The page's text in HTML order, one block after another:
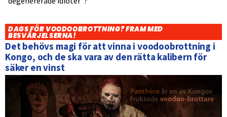
DAGS FÖR VOODOOBROTTNING? FRAM MED
BESVÄRJELSERNA!
Det behövs magi för att vinna i voodoobrottning i
Kongo, och de ska vara av den rätta kalibern för
säker en vinst